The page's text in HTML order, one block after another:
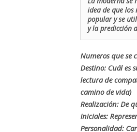
idea de que los
popular y se
y la predicción
Numeros que se
Destino: Cuál es
lectura de
camino de vida)
Realización: De
Iniciales:
Personalidad: